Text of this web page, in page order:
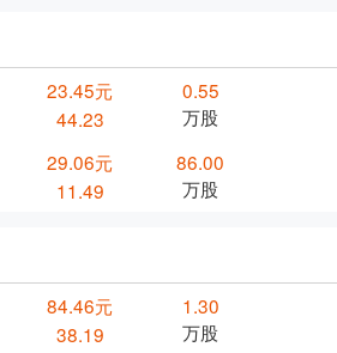
23.45元
44.23
0.55
万股
29.06元
11.49
86.00
万股
84.46元
38.19
1.30
万股